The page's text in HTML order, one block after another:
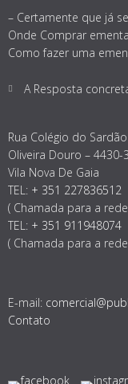
– Certamente que já
Onde Comprar
Como fazer uma
A Resposta
Rua Colégio do
Oliveira Douro – 4430-
Vila Nova De Gaia
TEL: + 351 227836512
( Chamada para a
TEL: + 351 911948074
( Chamada para a
E-mail:
Contato